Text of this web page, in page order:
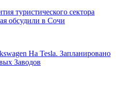
туристического сектора
обсудили в Сочи
На Tesla. Запланировано
Заводов